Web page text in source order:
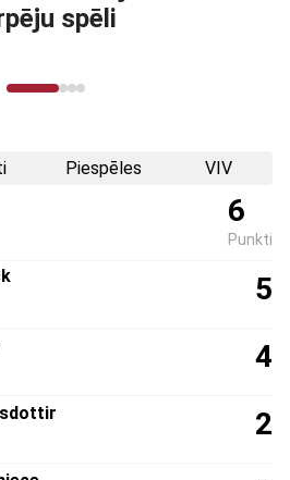
par olimpisko
Piespēles
VIV
6
Punkti
5
4
2